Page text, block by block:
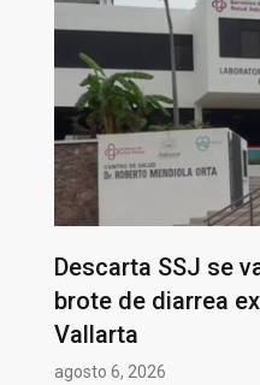
Descarta SSJ se
brote de diarrea
Vallarta
agosto 6, 2026